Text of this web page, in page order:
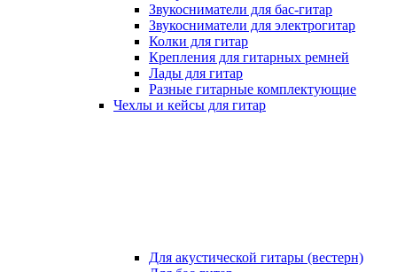
Звукосниматели для бас-гитар
Звукосниматели для электрогитар
Колки для гитар
Крепления для гитарных ремней
Лады для гитар
Разные гитарные комплектующие
Чехлы и кейсы для гитар
Для акустической гитары (вестерн)